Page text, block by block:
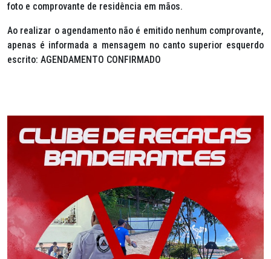
foto e comprovante de residência em mãos.
Ao realizar o agendamento não é emitido nenhum comprovante,
apenas é informada a mensagem no canto superior esquerdo
escrito: AGENDAMENTO CONFIRMADO